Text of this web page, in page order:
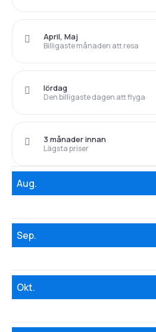
Billigaste månaden att resa
April, Maj
Den billigaste dagen att flyga
lördag
Lägsta priser
3 månader innan
Aug.
Sep.
Okt.